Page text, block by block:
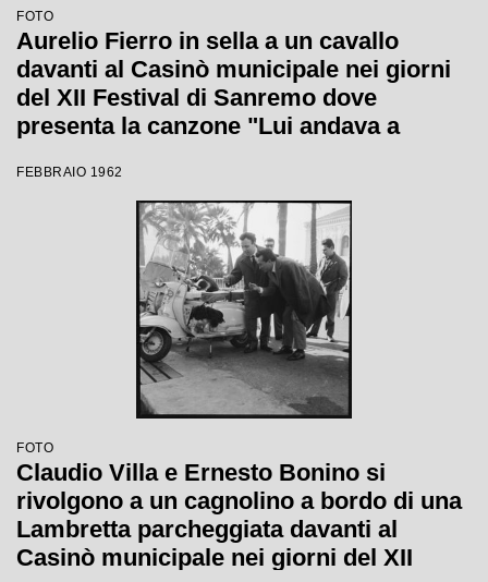
FOTO
Aurelio Fierro in sella a un cavallo
davanti al Casinò municipale nei giorni
del XII Festival di Sanremo dove
presenta la canzone "Lui andava a
FEBBRAIO 1962
FOTO
Claudio Villa e Ernesto Bonino si
rivolgono a un cagnolino a bordo di una
Lambretta parcheggiata davanti al
Casinò municipale nei giorni del XII